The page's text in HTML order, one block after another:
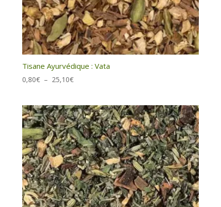
Tisane Ayurvédique : Vata
0,80€ – 25,10€Plage
0,80€
à
25,10€